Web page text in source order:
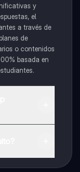
y
el
a través de
de
o contenidos
basada en